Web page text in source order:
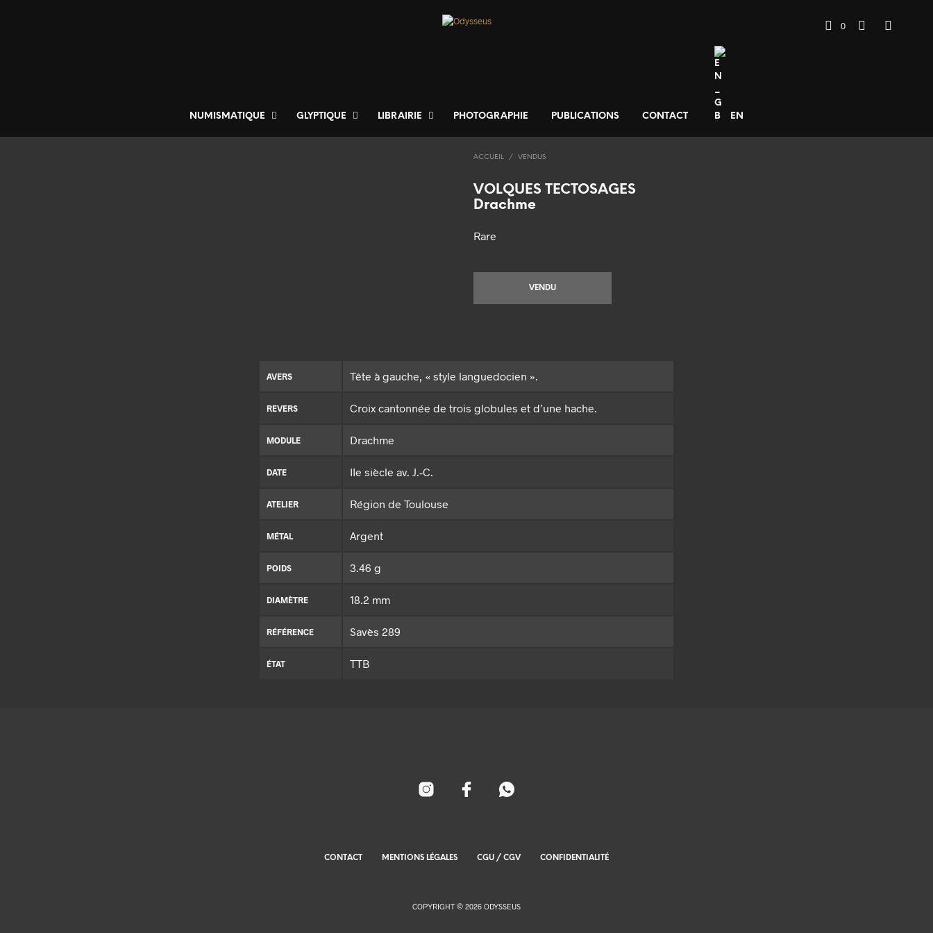
NUMISMATIQUE GLYPTIQUE LIBRAIRIE PHOTOGRAPHIE PUBLICATIONS CONTACT EN
0
ACCUEIL / VENDUS
VOLQUES TECTOSAGES
Drachme
Rare
VENDU
AVERS Tête à gauche, « style languedocien ».
REVERS Croix cantonnée de trois globules et d’une hache.
MODULE Drachme
DATE IIe siècle av. J.-C.
ATELIER Région de Toulouse
MÉTAL Argent
POIDS 3.46 g
DIAMÈTRE 18.2 mm
RÉFÉRENCE Savès 289
ÉTAT TTB
CONTACT MENTIONS LÉGALES CGU / CGV CONFIDENTIALITÉ
COPYRIGHT © 2026 ODYSSEUS